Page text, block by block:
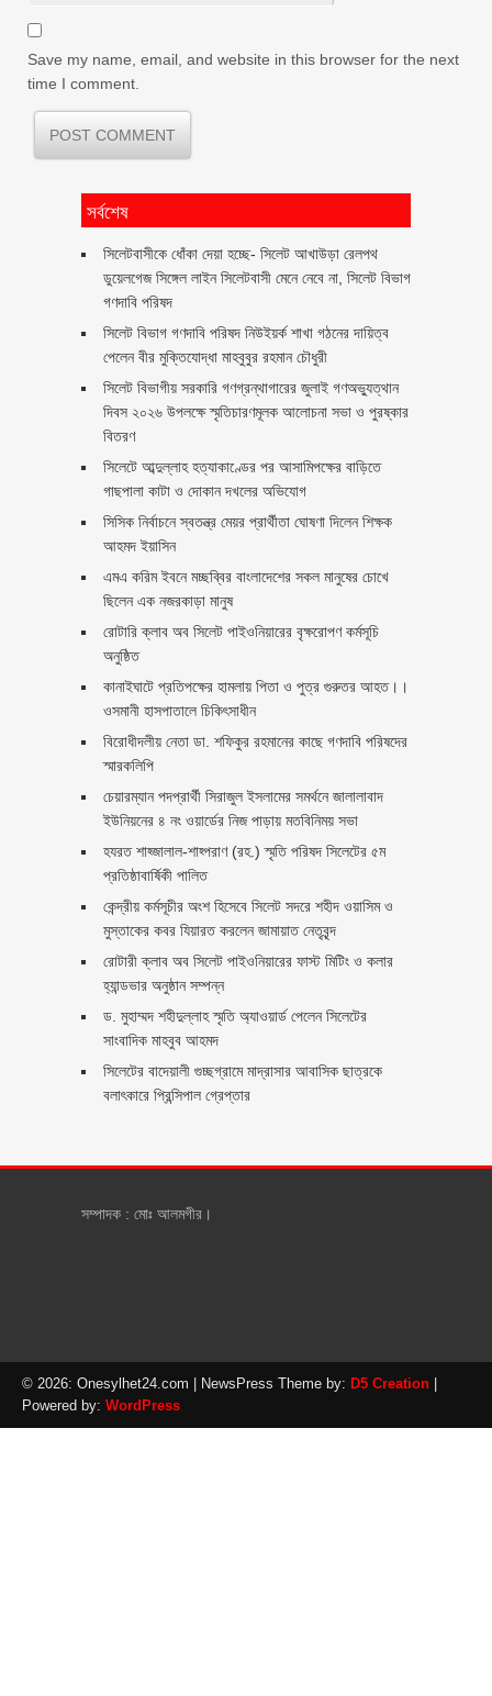
Save my name, email, and website in this browser for the next
time I comment.
সর্বশেষ
‎সিলেটবাসীকে ধোঁকা দেয়া হচ্ছে- সিলেট আখাউড়া রেলপথ
ডুয়েলগেজ সিঙ্গেল লাইন সিলেটবাসী মেনে নেবে না, সিলেট বিভাগ
গণদাবি পরিষদ
সিলেট বিভাগ গণদাবি পরিষদ নিউইয়র্ক শাখা গঠনের দায়িত্ব
পেলেন বীর মুক্তিযোদ্ধা মাহবুবুর রহমান চৌধুরী ‎ ‎
সিলেট বিভাগীয় সরকারি গণগ্রন্থাগারের জুলাই গণঅভ্যুত্থান
দিবস ২০২৬ উপলক্ষে স্মৃতিচারণমূলক আলোচনা সভা ও পুরষ্কার
বিতরণ ‎ ‎
সিলেটে আব্দুল্লাহ হত্যাকাণ্ডের পর আসামিপক্ষের বাড়িতে
গাছপালা কাটা ও দোকান দখলের অভিযোগ
সিসিক নির্বাচনে স্বতন্ত্র মেয়র প্রার্থীতা ঘোষণা দিলেন শিক্ষক
আহমদ ইয়াসিন
এমএ করিম ইবনে মচ্ছব্বির বাংলাদেশের সকল মানুষের চোখে
ছিলেন এক নজরকাড়া মানুষ ‎
রোটারি ক্লাব অব সিলেট পাইওনিয়ারের বৃক্ষরোপণ কর্মসূচি
অনুষ্ঠিত
কানাইঘাটে প্রতিপক্ষের হামলায় পিতা ও পুত্র গুরুতর আহত।।
ওসমানী হাসপাতালে চিকিৎসাধীন
বিরোধীদলীয় নেতা ডা. শফিকুর রহমানের কাছে গণদাবি পরিষদের
স্মারকলিপি ‎
চেয়ারম্যান পদপ্রার্থী সিরাজুল ইসলামের সমর্থনে জালালাবাদ
ইউনিয়নের ৪ নং ওয়ার্ডের নিজ পাড়ায় মতবিনিময় সভা
হযরত শাহ্জালাল-শাহ্পরাণ (রহ.) স্মৃতি পরিষদ সিলেটের ৫ম
প্রতিষ্ঠাবার্ষিকী পালিত ‎​
কেন্দ্রীয় কর্মসূচীর অংশ হিসেবে সিলেট সদরে শহীদ ওয়াসিম ও
মুস্তাকের কবর যিয়ারত করলেন জামায়াত নেতৃবৃন্দ ‎
রোটারী ক্লাব অব সিলেট পাইওনিয়ারের ফাস্ট মিটিং ও কলার
হ্যান্ডভার অনুষ্ঠান সম্পন্ন
ড. মুহাম্মদ শহীদুল্লাহ স্মৃতি অ্যাওয়ার্ড পেলেন সিলেটের
সাংবাদিক মাহবুব আহমদ
সিলেটের বাদেয়ালী গুচ্ছগ্রামে মাদ্রাসার আবাসিক ছাত্রকে
বলাৎকারে প্রিন্সিপাল গ্রেপ্তার ‎
সম্পাদক : মোঃ আলমগীর।
© 2026: Onesylhet24.com | NewsPress Theme by: D5 Creation
Powered by: WordPress